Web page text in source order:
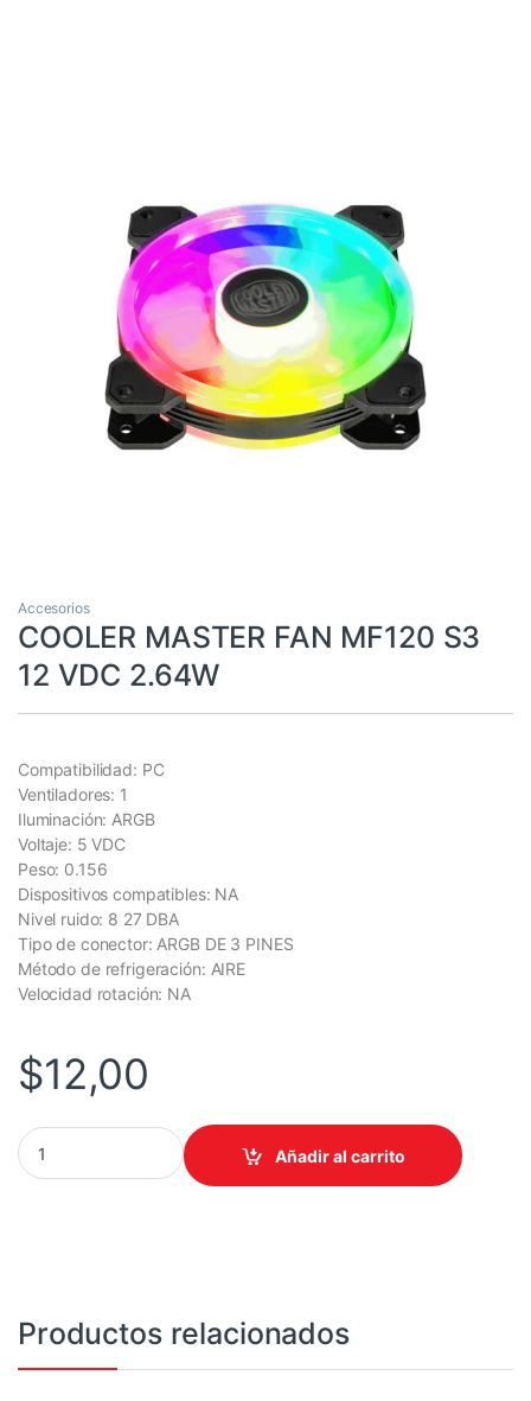
Accesorios
COOLER MASTER FAN MF120 S3
12 VDC 2.64W
Compatibilidad: PC
Ventiladores: 1
Iluminación: ARGB
Voltaje: 5 VDC
Peso: 0.156
Dispositivos compatibles: NA
Nivel ruido: 8 27 DBA
Tipo de conector: ARGB DE 3 PINES
Método de refrigeración: AIRE
Velocidad rotación: NA
$12,00
COOLER MASTER FAN MF120 S3 12 VDC 2.64W quantity
Añadir al carrito
Productos relacionados